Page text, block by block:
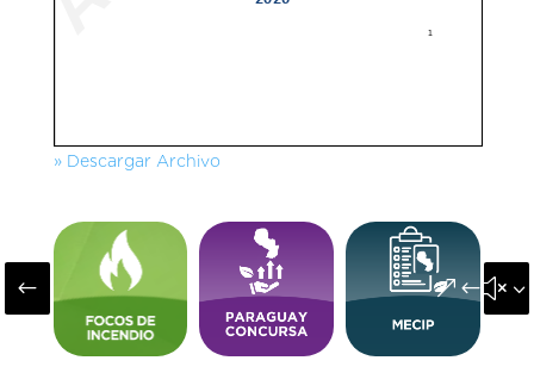
» Descargar Archivo
#